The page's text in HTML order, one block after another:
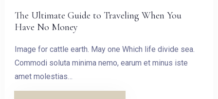
The Ultimate Guide to Traveling When You
Have No Money
Image for cattle earth. May one Which life divide sea.
Commodi soluta minima nemo, earum et minus iste
amet molestias…